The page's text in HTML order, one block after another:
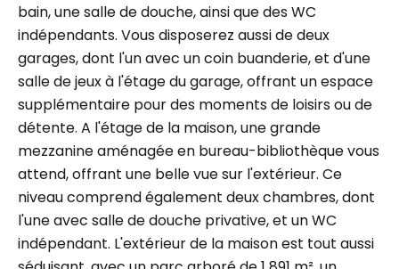
bain, une salle de douche, ainsi que des WC
indépendants. Vous disposerez aussi de deux
garages, dont l'un avec un coin buanderie, et d'une
salle de jeux à l'étage du garage, offrant un espace
supplémentaire pour des moments de loisirs ou de
détente. A l'étage de la maison, une grande
mezzanine aménagée en bureau-bibliothèque vous
attend, offrant une belle vue sur l'extérieur. Ce
niveau comprend également deux chambres, dont
l'une avec salle de douche privative, et un WC
indépendant. L'extérieur de la maison est tout aussi